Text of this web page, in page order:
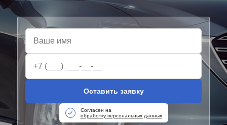
Оставить заявку
Согласен на
обработку персональных данных